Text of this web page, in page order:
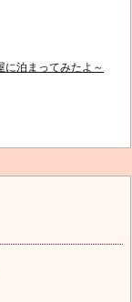
に泊まってみたよ～